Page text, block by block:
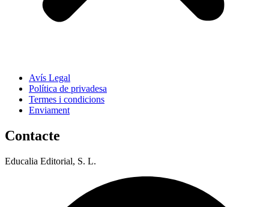
Avís Legal
Política de privadesa
Termes i condicions
Enviament
Contacte
Educalia Editorial, S. L.